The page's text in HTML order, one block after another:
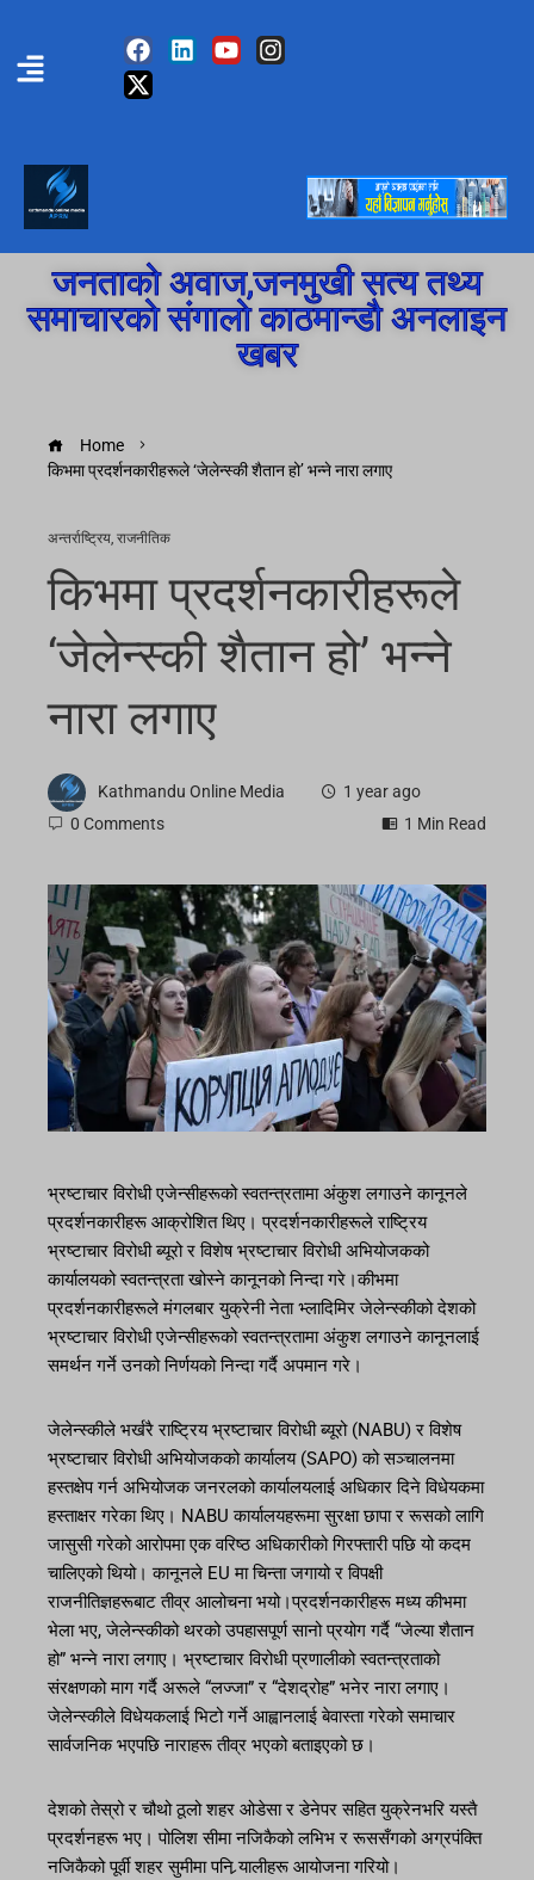
जनताको अवाज,जनमुखी सत्य तथ्य
समाचारको संगालो काठमान्डौ अनलाइन
खबर
Home
किभमा प्रदर्शनकारीहरूले ‘जेलेन्स्की शैतान हो’ भन्ने नारा लगाए
अन्तर्राष्ट्रिय, राजनीतिक
किभमा प्रदर्शनकारीहरूले
‘जेलेन्स्की शैतान हो’ भन्ने
नारा लगाए
Kathmandu Online Media
1 year ago
0 Comments
1 Min Read
भ्रष्टाचार विरोधी एजेन्सीहरूको स्वतन्त्रतामा अंकुश लगाउने कानूनले
प्रदर्शनकारीहरू आक्रोशित थिए। प्रदर्शनकारीहरूले राष्ट्रिय
भ्रष्टाचार विरोधी ब्यूरो र विशेष भ्रष्टाचार विरोधी अभियोजकको
कार्यालयको स्वतन्त्रता खोस्ने कानूनको निन्दा गरे।कीभमा
प्रदर्शनकारीहरूले मंगलबार युक्रेनी नेता भ्लादिमिर जेलेन्स्कीको देशको
भ्रष्टाचार विरोधी एजेन्सीहरूको स्वतन्त्रतामा अंकुश लगाउने कानूनलाई
समर्थन गर्ने उनको निर्णयको निन्दा गर्दै अपमान गरे।
जेलेन्स्कीले भर्खरै राष्ट्रिय भ्रष्टाचार विरोधी ब्यूरो (NABU) र विशेष
भ्रष्टाचार विरोधी अभियोजकको कार्यालय (SAPO) को सञ्चालनमा
हस्तक्षेप गर्न अभियोजक जनरलको कार्यालयलाई अधिकार दिने विधेयकमा
हस्ताक्षर गरेका थिए। NABU कार्यालयहरूमा सुरक्षा छापा र रूसको लागि
जासुसी गरेको आरोपमा एक वरिष्ठ अधिकारीको गिरफ्तारी पछि यो कदम
चालिएको थियो। कानूनले EU मा चिन्ता जगायो र विपक्षी
राजनीतिज्ञहरूबाट तीव्र आलोचना भयो।प्रदर्शनकारीहरू मध्य कीभमा
भेला भए, जेलेन्स्कीको थरको उपहासपूर्ण सानो प्रयोग गर्दै “जेल्या शैतान
हो” भन्ने नारा लगाए। भ्रष्टाचार विरोधी प्रणालीको स्वतन्त्रताको
संरक्षणको माग गर्दै अरूले “लज्जा” र “देशद्रोह” भनेर नारा लगाए।
जेलेन्स्कीले विधेयकलाई भिटो गर्ने आह्वानलाई बेवास्ता गरेको समाचार
सार्वजनिक भएपछि नाराहरू तीव्र भएको बताइएको छ।
देशको तेस्रो र चौथो ठूलो शहर ओडेसा र डेनेपर सहित युक्रेनभरि यस्तै
प्रदर्शनहरू भए। पोलिश सीमा नजिकैको लभिभ र रूससँगको अग्रपंक्ति
नजिकैको पूर्वी शहर सुमीमा पनि र्‍यालीहरू आयोजना गरियो।